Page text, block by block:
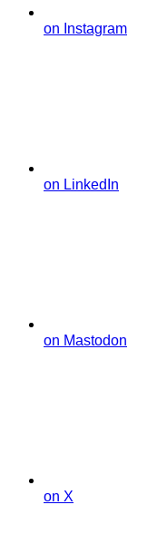
on Instagram
on LinkedIn
on Mastodon
on X